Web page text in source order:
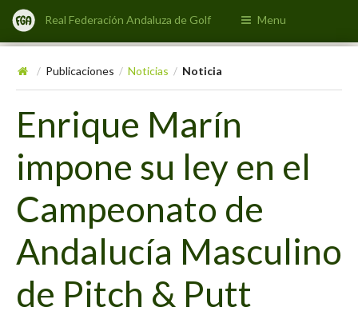
Real Federación Andaluza de Golf Menu
/ Publicaciones / Noticias / Noticia
Enrique Marín
impone su ley en el
Campeonato de
Andalucía Masculino
de Pitch & Putt